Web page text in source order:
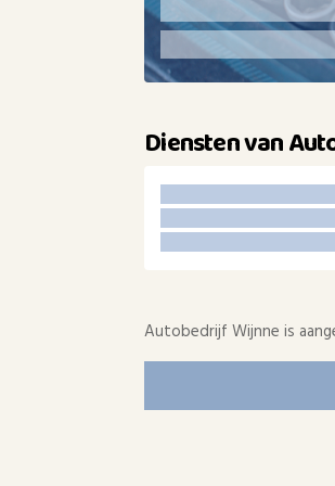
Diensten van
Autobedrijf Wijnne is